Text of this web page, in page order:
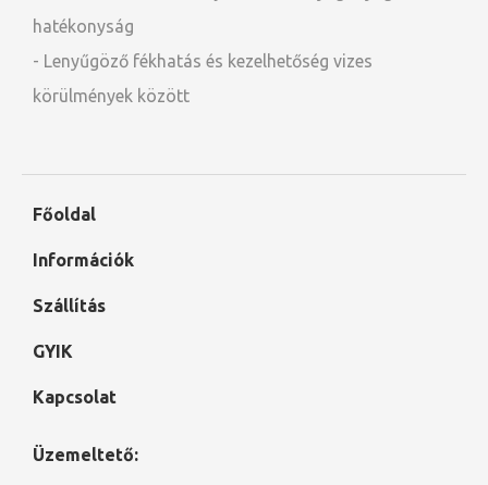
hatékonyság
- Lenyűgöző fékhatás és kezelhetőség vizes
körülmények között
Főoldal
Információk
Szállítás
GYIK
Kapcsolat
Üzemeltető: